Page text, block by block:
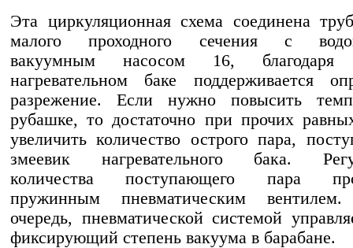
Эта циркуляционная схема соединена
малого проходного сечения с
вакуумным насосом 16,
нагревательном баке поддерживается
разрежение. Если нужно повысить
рубашке, то достаточно при прочих
увеличить количество острого пара,
змеевик нагревательного бака.
количества поступающего пара
пружинным пневматическим
очередь, пневматической системой
фиксирующий степень вакуума в барабане.